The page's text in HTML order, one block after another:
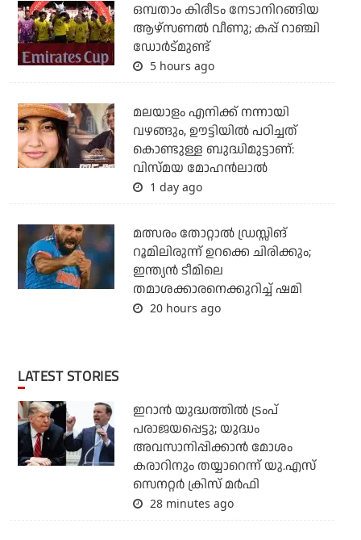
ഒമ്പതാം കിരീടം നേടാനിറങ്ങിയ
ആഴ്സണല്‍ വീണു; കപ്പ് റാഞ്ചി
ഡോര്‍ട്മുണ്ട്
5 hours ago
മലയാളം എനിക്ക് നന്നായി
വഴങ്ങും, ഊട്ടിയില്‍ പഠിച്ചത്
കൊണ്ടുള്ള ബുദ്ധിമുട്ടാണ്:
വിസ്മയ മോഹന്‍ലാല്‍
1 day ago
മത്സരം തോറ്റാല്‍ ഡ്രസ്സിങ്
റൂമിലിരുന്ന് ഉറക്കെ ചിരിക്കും;
ഇന്ത്യന്‍ ടീമിലെ
തമാശക്കാരനെക്കുറിച്ച് ഷമി
20 hours ago
LATEST STORIES
ഇറാന്‍ യുദ്ധത്തില്‍ ട്രംപ്
പരാജയപ്പെട്ടു; യുദ്ധം
അവസാനിപ്പിക്കാന്‍ മോശം
കരാറിനും തയ്യാറെന്ന് യു.എസ്
സെനറ്റര്‍ ക്രിസ് മര്‍ഫി
28 minutes ago